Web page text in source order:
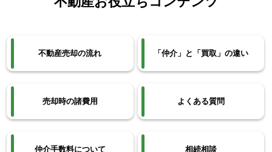
不動産売却の流れ 「仲介」と「買取」の違い
売却時の諸費用 よくある質問
仲介手数料について 相続相談